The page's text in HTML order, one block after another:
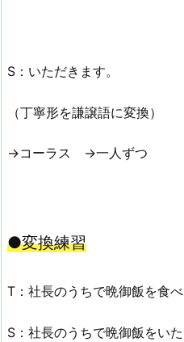
S：いただきます。
（丁寧形を謙譲語に変換）
→コーラス →一人ずつ
●変換練習
T：社長のうちで晩御飯を食
S：社長のうちで晩御飯をいた